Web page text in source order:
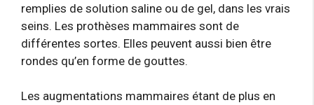
remplies de solution saline ou de gel, dans les vrais
seins. Les prothèses mammaires sont de
différentes sortes. Elles peuvent aussi bien être
rondes qu’en forme de gouttes.
Les augmentations mammaires étant de plus en